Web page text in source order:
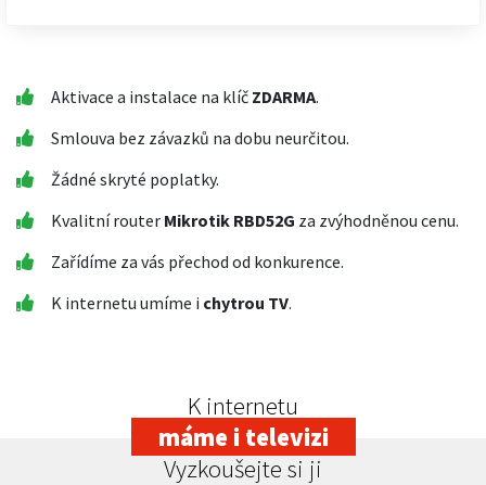
Aktivace a instalace na klíč ZDARMA.
Smlouva bez závazků na dobu neurčitou.
Žádné skryté poplatky.
Kvalitní router Mikrotik RBD52G za zvýhodněnou cenu.
Zařídíme za vás přechod od konkurence.
K internetu umíme i chytrou TV.
K internetu
máme i televizi
Vyzkoušejte si ji